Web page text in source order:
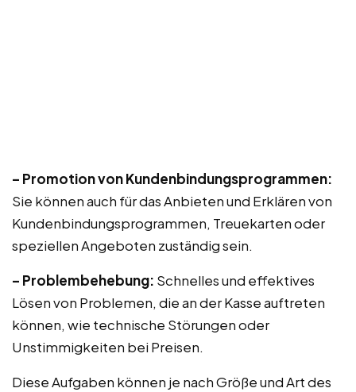
– Promotion von Kundenbindungsprogrammen:
Sie können auch für das Anbieten und Erklären von
Kundenbindungsprogrammen, Treuekarten oder
speziellen Angeboten zuständig sein.
– Problembehebung: Schnelles und effektives
Lösen von Problemen, die an der Kasse auftreten
können, wie technische Störungen oder
Unstimmigkeiten bei Preisen.
Diese Aufgaben können je nach Größe und Art des